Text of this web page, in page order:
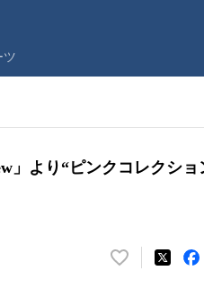
ツ
」より“ピンクコレクショ
い